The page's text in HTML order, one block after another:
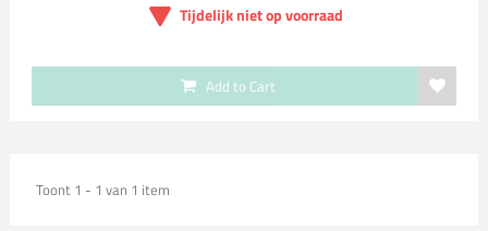
Tijdelijk niet op voorraad
Add to Cart
Toont 1 - 1 van 1 item